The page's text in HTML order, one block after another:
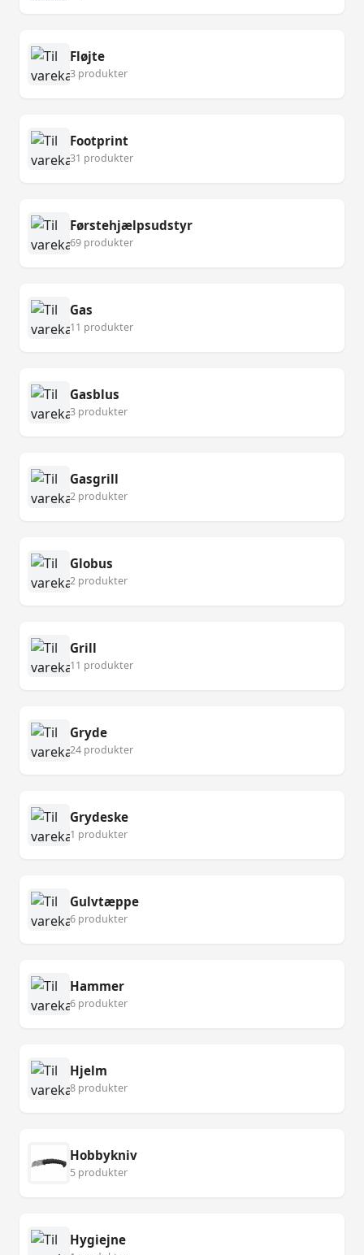
Fløjte
3 produkter
Footprint
31 produkter
Førstehjælpsudstyr
69 produkter
Gas
11 produkter
Gasblus
3 produkter
Gasgrill
2 produkter
Globus
2 produkter
Grill
11 produkter
Gryde
24 produkter
Grydeske
1 produkter
Gulvtæppe
6 produkter
Hammer
6 produkter
Hjelm
8 produkter
Hobbykniv
5 produkter
Hygiejne